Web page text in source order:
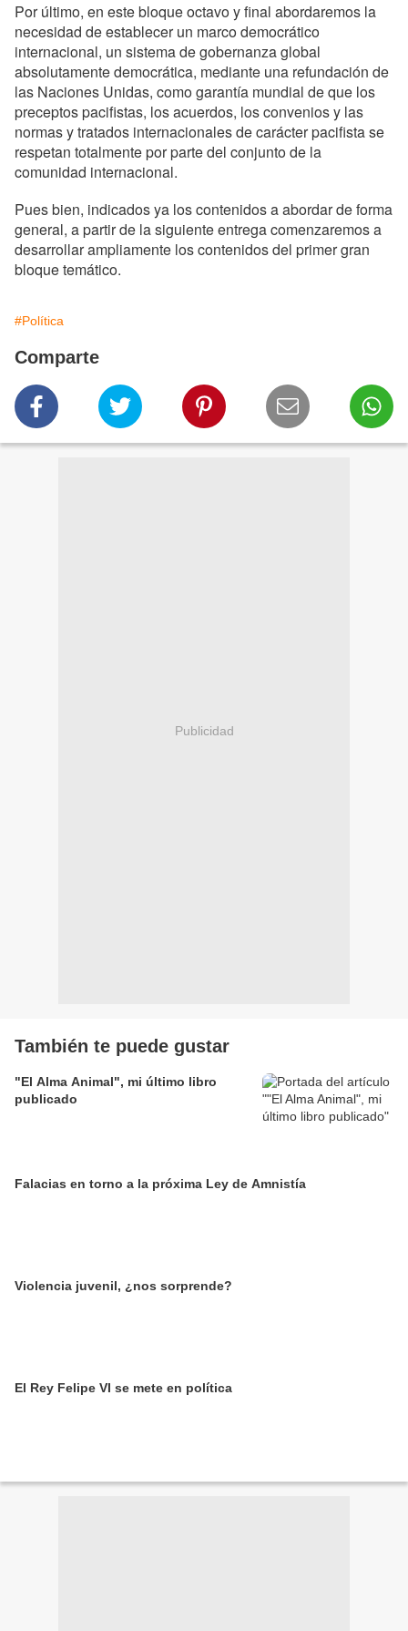
Por último, en este bloque octavo y final abordaremos la
necesidad de establecer un marco democrático
internacional, un sistema de gobernanza global
absolutamente democrática, mediante una refundación de
las Naciones Unidas, como garantía mundial de que los
preceptos pacifistas, los acuerdos, los convenios y las
normas y tratados internacionales de carácter pacifista se
respetan totalmente por parte del conjunto de la
comunidad internacional.
Pues bien, indicados ya los contenidos a abordar de forma
general, a partir de la siguiente entrega comenzaremos a
desarrollar ampliamente los contenidos del primer gran
bloque temático.
#Política
Comparte
Publicidad
También te puede gustar
"El Alma Animal", mi último libro
publicado
Falacias en torno a la próxima Ley de Amnistía
Violencia juvenil, ¿nos sorprende?
El Rey Felipe VI se mete en política